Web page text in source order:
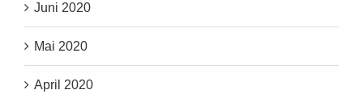
Juni 2020
Mai 2020
April 2020